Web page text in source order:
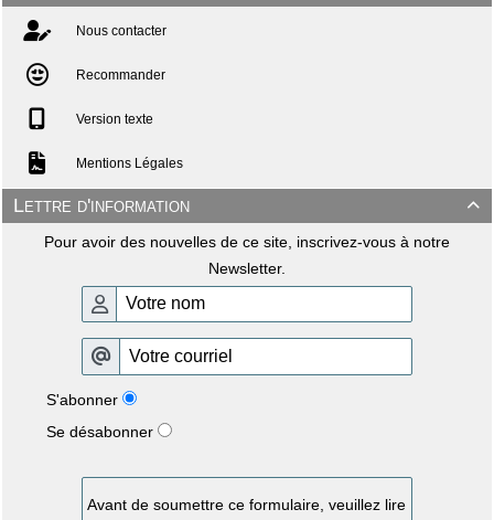
Nous contacter
Recommander
Version texte
Mentions Légales

Lettre d'information
Pour avoir des nouvelles de ce site, inscrivez-vous à notre
Newsletter.
S'abonner
Se désabonner
Avant de soumettre ce formulaire, veuillez lire